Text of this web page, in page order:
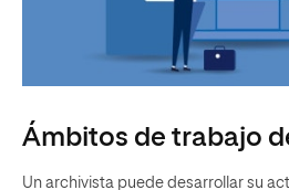
Ámbitos de trabajo
Un archivista puede desarrollar su